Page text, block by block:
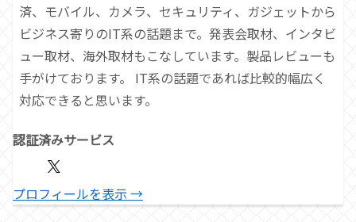
済、モバイル、カメラ、セキュリティ、ガジェットから
ビジネス寄りのIT系の話題まで。発表会取材、インタビ
ュー取材、海外取材もこなしています。製品レビューも
手がけております。 IT系の話題であれば比較的幅広く
対応できると思います。
認証済みサービス
プロフィールを表示 →